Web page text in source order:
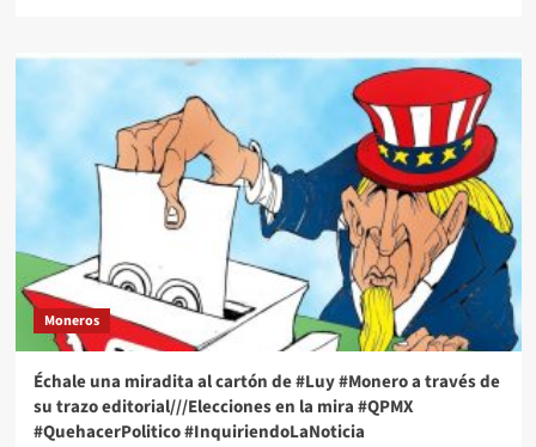
Moneros
Échale una miradita al cartón de #Luy #Monero a través de
su trazo editorial///Elecciones en la mira #QPMX
#QuehacerPolitico #InquiriendoLaNoticia